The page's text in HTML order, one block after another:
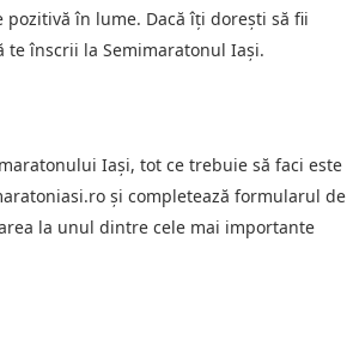
în lume. Dacă îți dorești să fii
înscrii la Semimaratonul Iași.
Iași, tot ce trebuie să faci este
și completează formularul de
la unul dintre cele mai importante